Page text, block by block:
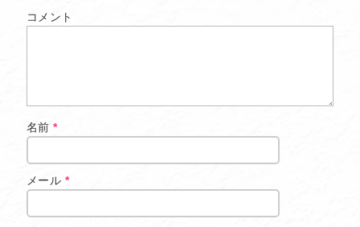
コメント
名前*
メール *